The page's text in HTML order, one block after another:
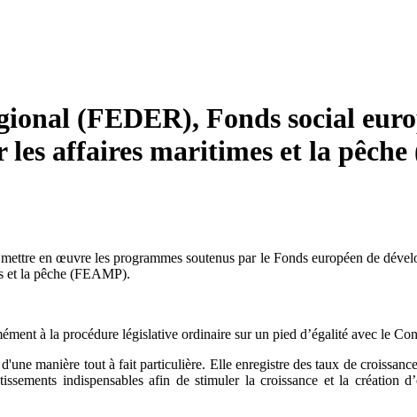
(FEDER), Fonds social
les affaires maritimes et la
en œuvre les programmes soutenus par le Fonds européen de
et la pêche (FEAMP).
à la procédure législative ordinaire sur un pied d’égalité avec le
manière tout à fait particulière. Elle enregistre des taux de
indispensables afin de stimuler la croissance et la création